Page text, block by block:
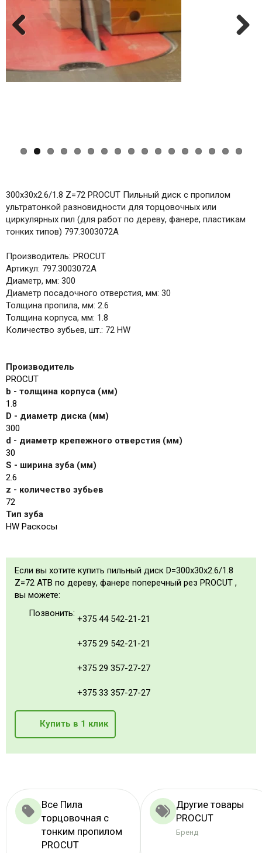
300x30x2.6/1.8 Z=72 PROCUT Пильный диск с пропилом
ультратонкой разновидности для торцовочных или
циркулярных пил (для работ по дереву, фанере, пластикам
тонких типов) 797.3003072A
Производитель: PROCUT
Артикул: 797.3003072A
Диаметр, мм: 300
Диаметр посадочного отверстия, мм: 30
Толщина пропила, мм: 2.6
Толщина корпуса, мм: 1.8
Количество зубьев, шт.: 72 HW
Производитель
PROCUT
b - толщина корпуса (мм)
1.8
D - диаметр диска (мм)
300
d - диаметр крепежного отверстия (мм)
30
S - ширина зуба (мм)
2.6
z - количество зубьев
72
Тип зуба
HW Раскосы
Если вы хотите купить пильный диск D=300x30x2.6/1.8
Z=72 ATB по дереву, фанере поперечный рез PROCUT ,
вы можете:
Позвонить:
+375 44 542-21-21
+375 29 542-21-21
+375 29 357-27-27
+375 33 357-27-27
Купить в 1 клик
Все Пила
торцовочная с
тонким пропилом
PROCUT
Другие товары
PROCUT
Бренд